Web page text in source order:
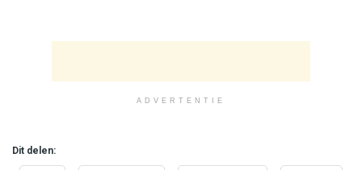
ADVERTENTIE
Dit delen: